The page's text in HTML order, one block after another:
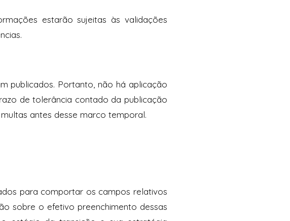
estarão sujeitas às validações
publicados. Portanto, não há aplicação
de tolerância contado da publicação
antes desse marco temporal.
para comportar os campos relativos
sobre o efetivo preenchimento dessas